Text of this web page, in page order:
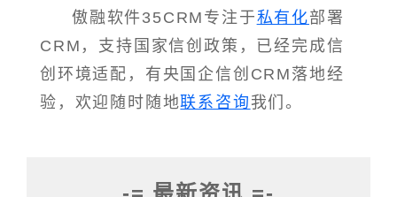
傲融软件35CRM专注于私有化部署
CRM，支持国家信创政策，已经完成信
创环境适配，有央国企信创CRM落地经
验，欢迎随时随地联系咨询 我们。